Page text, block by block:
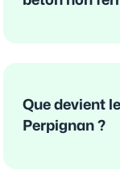
Que devient
Perpignan ?